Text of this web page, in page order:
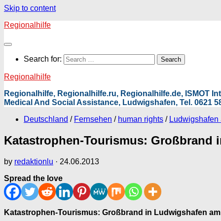
Skip to content
Regionalhilfe
Search for:
Regionalhilfe
Regionalhilfe, Regionalhilfe.ru, Regionalhilfe.de, ISMOT
Medical And Social Assistance, Ludwigshafen, Tel. 0621
Deutschland / Fernsehen / human rights / Ludwigshafen
Katastrophen-Tourismus: Großbrand
by redaktionlu · 24.06.2013
Spread the love
Katastrophen-Tourismus: Großbrand in Ludwigshafen